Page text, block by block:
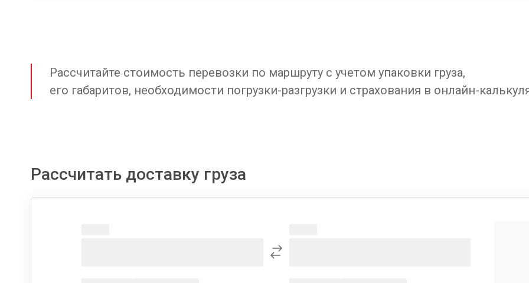
Рассчитайте стоимость перевозки по маршруту с учетом упаковки груза,
его габаритов, необходимости погрузки-разгрузки и страхования в онлайн-
Рассчитать доставку груза